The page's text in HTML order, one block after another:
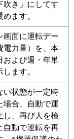
吹き」にしてす
ます。
画面に運転デー
電力量）を、本
および週・年単
ます。
い状態が一定時
場合、自動で運
し、再び人を検
自動で運転を再